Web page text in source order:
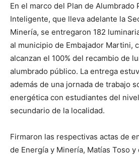
En el marco del Plan de Alumbrado
Inteligente, que lleva adelante la
Minería, se entregaron 182
al municipio de Embajador Martini,
alcanzan el 100% del recambio de
alumbrado público. La entrega
además de una jornada de trabajo
energética con estudiantes del
secundario de la localidad.
Firmaron las respectivas actas de
de Energía y Minería, Matías Toso